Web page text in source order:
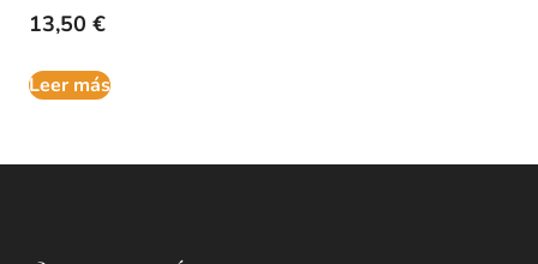
13,50 €
Leer más